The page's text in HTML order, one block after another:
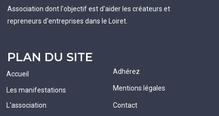
Association dont l'objectif est d'aider les créateurs et
repreneurs d'entreprises dans le Loiret.
PLAN DU SITE
Accueil
Les manifestations
L'association
Adhérez
Mentions légales
Contact